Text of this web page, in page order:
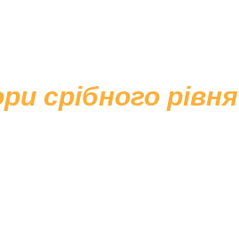
срібного рівня